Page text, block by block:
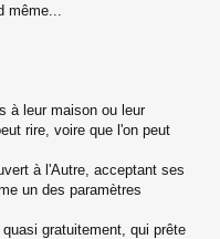
à leur maison ou leur
rire, voire que l'on peut
à l'Autre, acceptant ses
un des paramètres
gratuitement, qui prête